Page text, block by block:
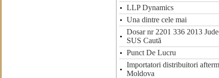
LLP Dynamics
Una dintre cele mai
Dosar nr 2201 336 2013
SUS Caută
Punct De Lucru
Importatori distribuitori
Moldova